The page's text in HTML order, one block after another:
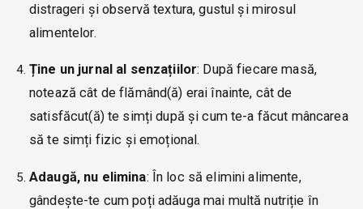
distrageri și observă textura, gustul și mirosul
alimentelor.
Ține un jurnal al senzațiilor: După fiecare masă,
notează cât de flămând(ă) erai înainte, cât de
satisfăcut(ă) te simți după și cum te-a făcut mâncarea
să te simți fizic și emoțional.
Adaugă, nu elimina: În loc să elimini alimente,
gândește-te cum poți adăuga mai multă nutriție în